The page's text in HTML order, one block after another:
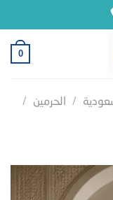
0
/ الحرمين
/